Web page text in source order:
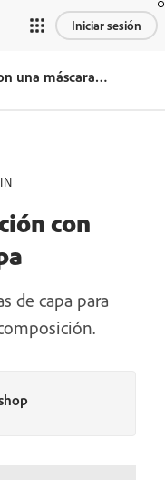
Iniciar sesión
Crear una composición con una máscara de capa
con
de capa para